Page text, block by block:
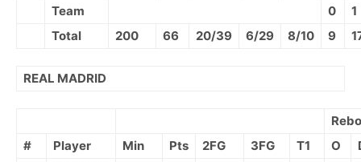
Team
0
1
Total
200 66 20/39 6/29 8/10 9
REAL MADRID
#
Player Min Pts 2FG 3FG T1 O